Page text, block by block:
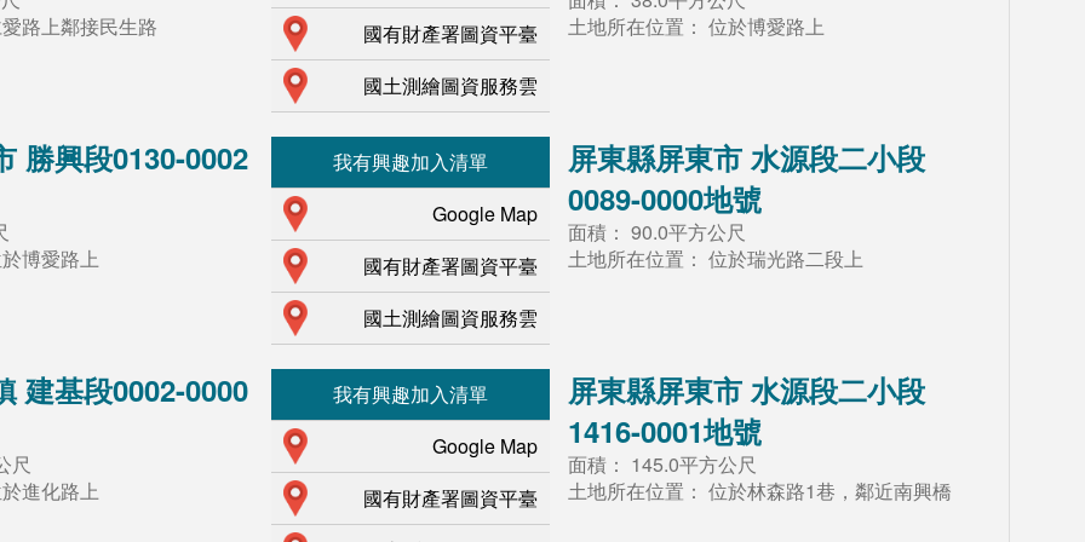
路上鄰接民生路
國有財產署圖資平臺
國土測繪圖資服務雲
土地所在位置： 位於博愛路上
勝興段0130-0002
博愛路上
我有興趣加入清單
Google Map
國有財產署圖資平臺
國土測繪圖資服務雲
屏東縣屏東市 水源段二小段
0089-0000地號
面積： 90.0平方公尺
土地所在位置： 位於瑞光路二段上
建基段0002-0000
尺
進化路上
我有興趣加入清單
Google Map
國有財產署圖資平臺
屏東縣屏東市 水源段二小段
1416-0001地號
面積： 145.0平方公尺
土地所在位置： 位於林森路1巷，鄰近南興橋